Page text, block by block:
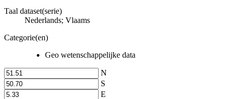
Taal dataset(serie)
Nederlands; Vlaams
Categorie(en)
Geo wetenschappelijke data
N
S
E